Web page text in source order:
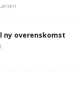
overenskomst